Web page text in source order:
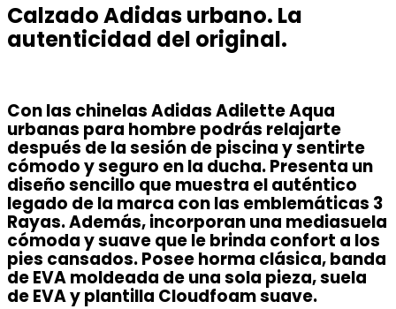
Calzado Adidas urbano. La
autenticidad del original.
Con las chinelas Adidas Adilette Aqua
urbanas para hombre podrás relajarte
después de la sesión de piscina y sentirte
cómodo y seguro en la ducha. Presenta un
diseño sencillo que muestra el auténtico
legado de la marca con las emblemáticas 3
Rayas. Además, incorporan una mediasuela
cómoda y suave que le brinda confort a los
pies cansados. Posee horma clásica, banda
de EVA moldeada de una sola pieza, suela
de EVA y plantilla Cloudfoam suave.